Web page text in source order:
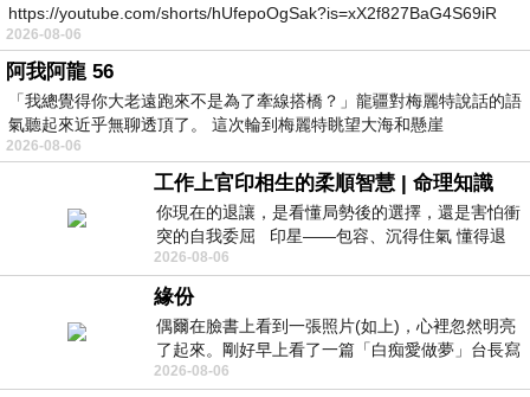
https://youtube.com/shorts/hUfepoOgSak?is=xX2f827BaG4S69iR
https
2026-08-06
阿我阿龍 56
「我總覺得你大老遠跑來不是為了牽線搭橋？」龍疆對梅麗特說話的語
氣聽起來近乎無聊透頂了。 這次輪到梅麗特眺望大海和懸崖
2026-08-06
工作上官印相生的柔順智慧 | 命理知識
你現在的退讓，是看懂局勢後的選擇，還是害怕衝
突的自我委屈 印星——包容、沉得住氣 懂得退
一步觀察，不會
2026-08-06
緣份
偶爾在臉書上看到一張照片(如上)，心裡忽然明亮
了起來。剛好早上看了一篇「白痴愛做夢」台長寫
的貼文，在回顧年輕時瘋狂愛上
2026-08-06